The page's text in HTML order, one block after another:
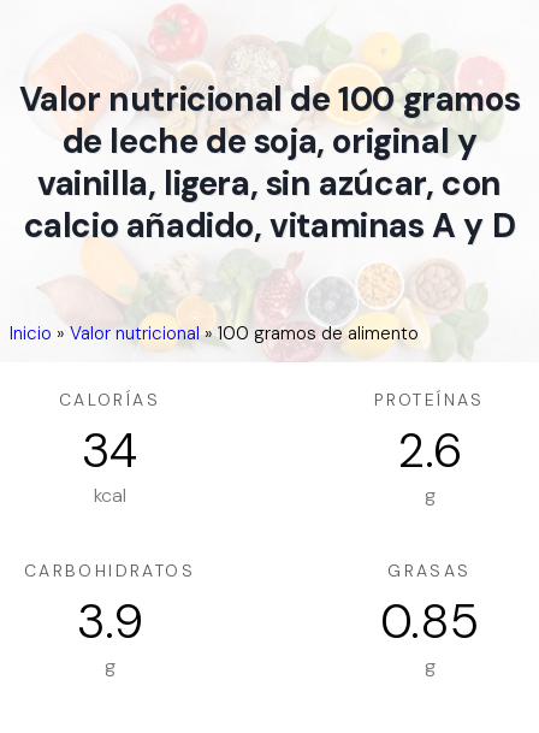
Valor nutricional de 100 gramos
de leche de soja, original y
vainilla, ligera, sin azúcar, con
calcio añadido, vitaminas A y D
Inicio » Valor nutricional»100 gramos de alimento
CALORÍAS
34
kcal
PROTEÍNAS
2.6
g
CARBOHIDRATOS
3.9
g
GRASAS
0.85
g